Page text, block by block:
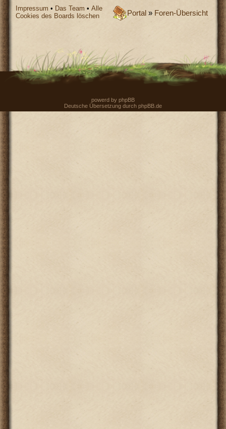
Portal » Foren-Übersicht
Impressum • Das Team •Alle
Cookies des Boards löschen
powerd by phpBB
Deutsche Übersetzung durch phpBB.de